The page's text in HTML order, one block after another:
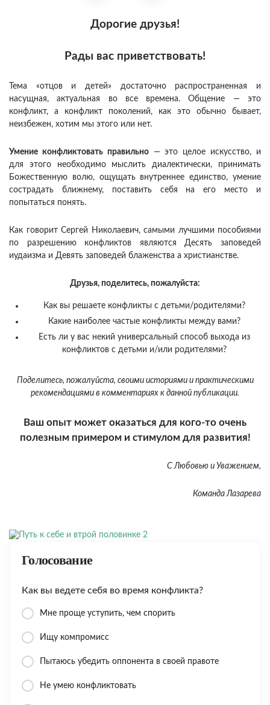
Дорогие друзья!
Рады вас приветствовать!
Тема «отцов и детей» достаточно распространенная и
насущная, актуальная во все времена. Общение — это
конфликт, а конфликт поколений, как это обычно бывает,
неизбежен, хотим мы этого или нет.
Умение конфликтовать правильно— это целое искусство, и
для этого необходимо мыслить диалектически, принимать
Божественную волю, ощущать внутреннее единство, умение
сострадать ближнему, поставить себя на его место и
попытаться понять.
Как говорит Сергей Николаевич, самыми лучшими пособиями
по разрешению конфликтов являются Десять заповедей
иудаизма и Девять заповедей блаженства а христианстве.
Друзья, поделитесь, пожалуйста:
Как вы решаете конфликты с детьми/родителями?
Какие наиболее частые конфликты между вами?
Есть ли у вас некий универсальный способ выхода из
конфликтов с детьми и/или родителями?
Поделитесь, пожалуйста, своими историями и практическими
рекомендациями в комментариях к данной публикации.
Ваш опыт может оказаться для кого-то очень
полезным примером и стимулом для развития!
С Любовью и Уважением,
Команда Лазарева
Голосование
Как вы ведете себя во время конфликта?
Мне проще уступить, чем спорить
Ищу компромисс
Пытаюсь убедить оппонента в своей правоте
Не умею конфликтовать